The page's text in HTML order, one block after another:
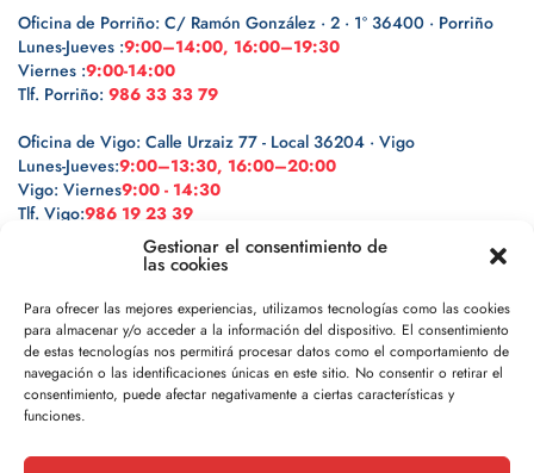
Gestionar el consentimiento de
las cookies
Para ofrecer las mejores experiencias, utilizamos tecnologías como las cookies
para almacenar y/o acceder a la información del dispositivo. El consentimiento
de estas tecnologías nos permitirá procesar datos como el comportamiento de
navegación o las identificaciones únicas en este sitio. No consentir o retirar el
consentimiento, puede afectar negativamente a ciertas características y
funciones.
Oficina de Porriño: C/ Ramón González · 2 · 1º 36400 · Porriño
Lunes-Jueves :9:00–14:00, 16:00–19:30
Viernes :9:00-14:00
Tlf. Porriño: 986 33 33 79
Oficina de Vigo: Calle Urzaiz 77 - Local 36204 · Vigo
Lunes-Jueves:9:00–13:30, 16:00–20:00
Vigo: Viernes9:00 - 14:30
Tlf. Vigo:986 19 23 39
Legal
Política de privacidad